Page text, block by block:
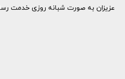
عزیزان به صورت شبانه روزی خدمت